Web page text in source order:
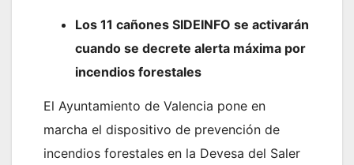
Los 11 cañones SIDEINFO se activarán
cuando se decrete alerta máxima por
incendios forestales
El Ayuntamiento de Valencia pone en
marcha el dispositivo de prevención de
incendios forestales en la Devesa del Saler